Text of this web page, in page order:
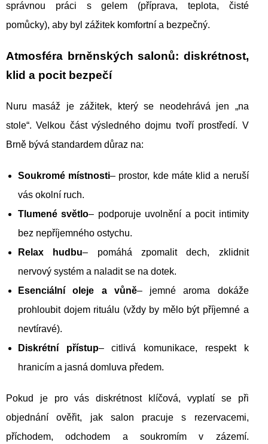
správnou práci s gelem (příprava, teplota, čisté
pomůcky), aby byl zážitek komfortní a bezpečný.
Atmosféra brněnských salonů: diskrétnost,
klid a pocit bezpečí
Nuru masáž je zážitek, který se neodehrává jen „na
stole“. Velkou část výsledného dojmu tvoří prostředí. V
Brně bývá standardem důraz na:
Soukromé místnosti– prostor, kde máte klid a neruší
vás okolní ruch.
Tlumené světlo– podporuje uvolnění a pocit intimity
bez nepříjemného ostychu.
Relax hudbu– pomáhá zpomalit dech, zklidnit
nervový systém a naladit se na dotek.
Esenciální oleje a vůně– jemné aroma dokáže
prohloubit dojem rituálu (vždy by mělo být příjemné a
nevtíravé).
Diskrétní přístup– citlivá komunikace, respekt k
hranicím a jasná domluva předem.
Pokud je pro vás diskrétnost klíčová, vyplatí se při
objednání ověřit, jak salon pracuje s rezervacemi,
příchodem, odchodem a soukromím v zázemí.